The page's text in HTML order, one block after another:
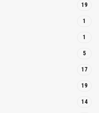
19
1
1
5
17
19
14